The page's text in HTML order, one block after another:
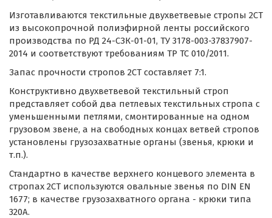
Изготавливаются текстильные двухветвевые стропы 2СТ
из высокопрочной полиэфирной ленты российского
производства по РД 24-СЗК-01-01, ТУ 3178-003-37837907-
2014 и соответствуют требованиям ТР ТС 010/2011.
Запас прочности стропов 2СТ составляет 7:1.
Конструктивно двухветвевой текстильный строп
представляет собой два петлевых текстильных стропа с
уменьшенными петлями, смонтированные на одном
грузовом звене, а на свободных концах ветвей стропов
установлены грузозахватные органы (звенья, крюки и
т.п.).
Стандартно в качестве верхнего концевого элемента в
стропах 2СТ используются овальные звенья по DIN EN
1677; в качестве грузозахватного органа - крюки типа
320А.